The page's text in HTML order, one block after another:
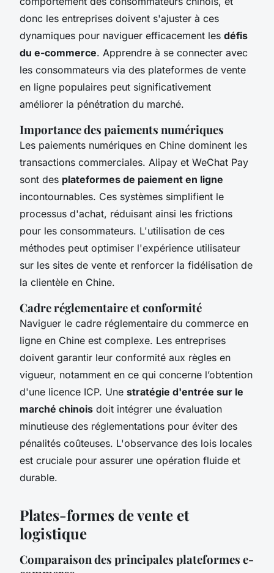
donc les entreprises doivent s'ajuster à ces
dynamiques pour naviguer efficacement les défis
du e-commerce. Apprendre à se connecter avec
les consommateurs via des plateformes de vente
en ligne populaires peut significativement
améliorer la pénétration du marché.
Importance des paiements numériques
Les paiements numériques en Chine dominent les
transactions commerciales. Alipay et WeChat Pay
sont des plateformes de paiement en ligne
incontournables. Ces systèmes simplifient le
processus d'achat, réduisant ainsi les frictions
pour les consommateurs. L'utilisation de ces
méthodes peut optimiser l'expérience utilisateur
sur les sites de vente et renforcer la fidélisation de
la clientèle en Chine.
Cadre réglementaire et conformité
Naviguer le cadre réglementaire du commerce en
ligne en Chine est complexe. Les entreprises
doivent garantir leur conformité aux règles en
vigueur, notamment en ce qui concerne l’obtention
d'une licence ICP. Une stratégie d'entrée sur le
marché chinois doit intégrer une évaluation
minutieuse des réglementations pour éviter des
pénalités coûteuses. L'observance des lois locales
est cruciale pour assurer une opération fluide et
durable.
Plates-formes de vente et
logistique
Comparaison des principales plateformes e-